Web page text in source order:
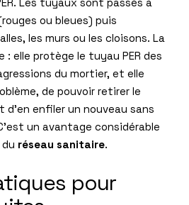
ou bleues) puis
les murs ou les cloisons. La
: elle protège le tuyau PER des
du mortier, et elle
de pouvoir retirer le
enfiler un nouveau sans
un avantage considérable
réseau sanitaire.
pour